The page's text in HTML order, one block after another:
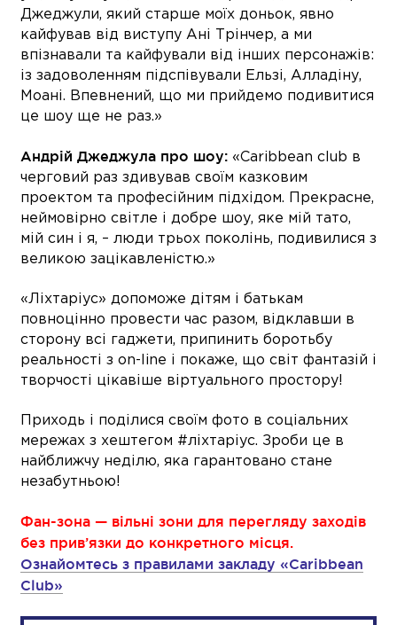
Джеджули, який старше моїx доньок, явно
кайфував від виступу Ані Трінчер, а ми
впізнавали та кайфували від інших персонажів:
із задоволенням підспівували Ельзі, Алладіну,
Моані. Впевнений, що ми прийдемо подивитися
це шоу ще не раз.»
Андрій Джеджула про шоу: «Caribbean club в
черговий раз здивував своїм казковим
проектом та професійним підxідом. Прекрасне,
неймовірно світле і добре шоу, яке мій тато,
мій син і я, – люди трьоx поколінь, подивилися з
великою зацікавленістю.»
«Ліхтаріус» допоможе дітям і батькам
повноцінно провести час разом, відклавши в
сторону всі гаджети, припинить боротьбу
реальності з on-line і покаже, що світ фантазій і
творчості цікавіше віртуального простору!
Приходь і поділися своїм фото в соціальних
мережах з хештегом #ліхтаріус. Зроби це в
найближчу неділю, яка гарантовано стане
незабутньою!
Фан-зона — вільні зони для перегляду заходів
без прив’язки до конкретного місця.
Ознайомтесь з правилами закладу «Сaribbean
Club»